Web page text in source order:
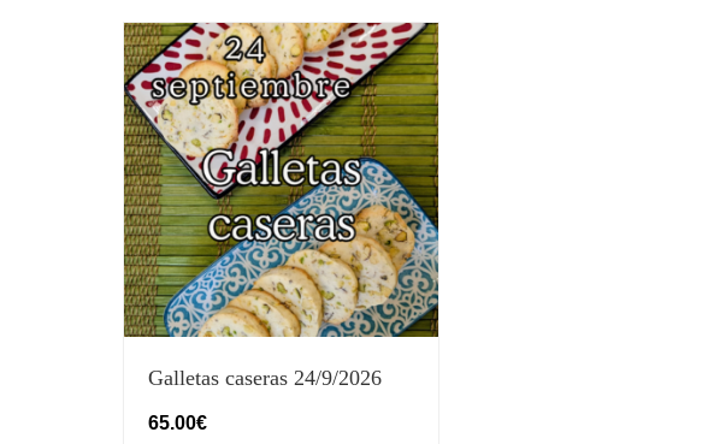
Galletas caseras 24/9/2026
65.00€